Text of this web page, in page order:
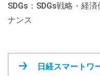
SDGs：SDGs戦略・経
ナンス
日経スマートワ